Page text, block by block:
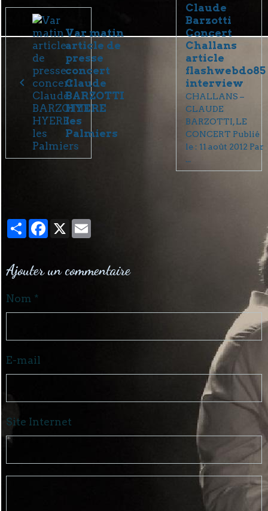
Var matin
article de
presse
concert
Claude
BARZOTTI
HYERE
les
Palmiers
Claude
Barzotti
Concert
Challans
article
flashwebdo85
interview
CHALLANS –
CLAUDE
BARZOTTI, LE
CONCERT Publié
le : 11 août 2012 Par
...
PartagerFacebook
X
Ajouter un commentaire
Nom
E-mail
Site Internet